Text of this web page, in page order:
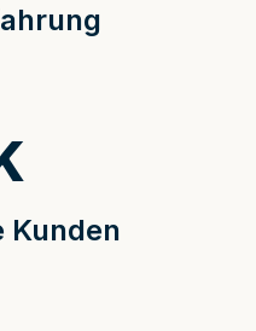
Kunden